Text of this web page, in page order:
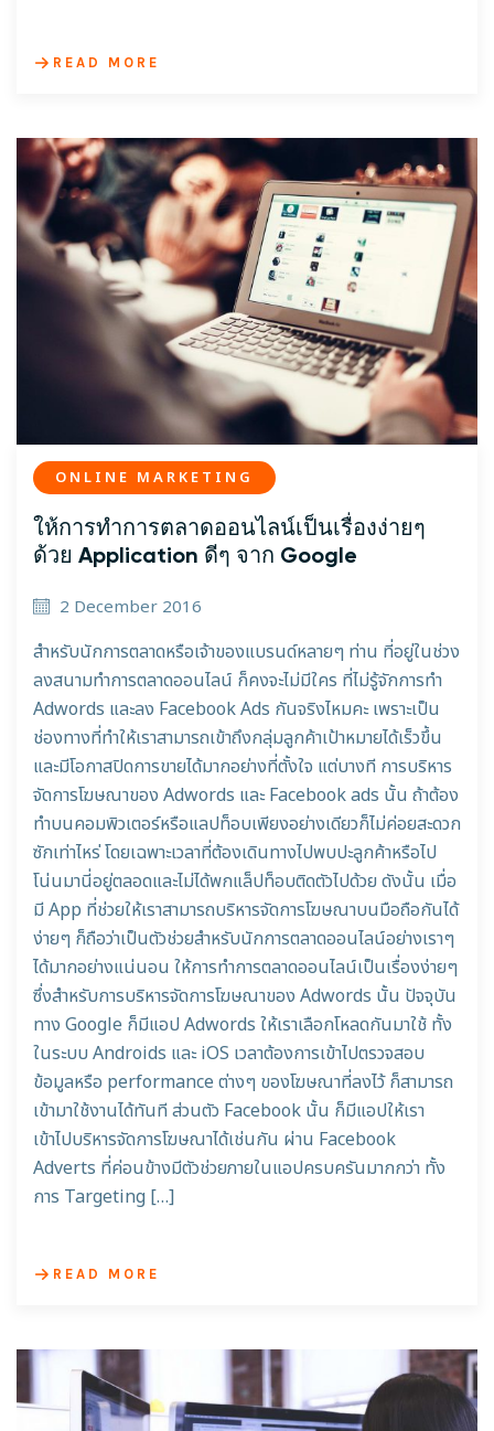
READ MORE
ONLINE MARKETING
ให้การทำการตลาดออนไลน์เป็นเรื่องง่ายๆ
ด้วย Application ดีๆ จาก Google
2 December 2016
สำหรับนักการตลาดหรือเจ้าของแบรนด์หลายๆ ท่าน ที่อยู่ในช่วง
ลงสนามทำการตลาดออนไลน์ ก็คงจะไม่มีใคร ที่ไม่รู้จักการทำ
Adwords และลง Facebook Ads กันจริงไหมคะ เพราะเป็น
ช่องทางที่ทำให้เราสามารถเข้าถึงกลุ่มลูกค้าเป้าหมายได้เร็วขึ้น
และมีโอกาสปิดการขายได้มากอย่างที่ตั้งใจ แต่บางที การบริหาร
จัดการโฆษณาของ Adwords และ Facebook ads นั้น ถ้าต้อง
ทำบนคอมพิวเตอร์หรือแลปท็อบเพียงอย่างเดียวก็ไม่ค่อยสะดวก
ซักเท่าไหร่ โดยเฉพาะเวลาที่ต้องเดินทางไปพบปะลูกค้าหรือไป
โน่นมานี่อยู่ตลอดและไม่ได้พกแล็ปท็อบติดตัวไปด้วย ดังนั้น เมื่อ
มี App ที่ช่วยให้เราสามารถบริหารจัดการโฆษณาบนมือถือกันได้
ง่ายๆ ก็ถือว่าเป็นตัวช่วยสำหรับนักการตลาดออนไลน์อย่างเราๆ
ได้มากอย่างแน่นอน ให้การทำการตลาดออนไลน์เป็นเรื่องง่ายๆ
ซึ่งสำหรับการบริหารจัดการโฆษณาของ Adwords นั้น ปัจจุบัน
ทาง Google ก็มีแอป Adwords ให้เราเลือกโหลดกันมาใช้ ทั้ง
ในระบบ Androids และ iOS เวลาต้องการเข้าไปตรวจสอบ
ข้อมูลหรือ performance ต่างๆ ของโฆษณาที่ลงไว้ ก็สามารถ
เข้ามาใช้งานได้ทันที ส่วนตัว Facebook นั้น ก็มีแอปให้เรา
เข้าไปบริหารจัดการโฆษณาได้เช่นกัน ผ่าน Facebook
Adverts ที่ค่อนข้างมีตัวช่วยภายในแอปครบครันมากกว่า ทั้ง
การ Targeting […]
READ MORE